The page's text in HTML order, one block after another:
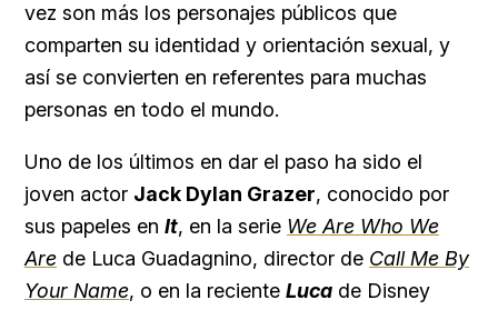
vez son más los personajes públicos que
comparten su identidad y orientación sexual, y
así se convierten en referentes para muchas
personas en todo el mundo.
Uno de los últimos en dar el paso ha sido el
joven actor Jack Dylan Grazer, conocido por
sus papeles en It, en la serie We Are Who We
Are de Luca Guadagnino, director de Call Me By
Your Name, o en la reciente Luca de Disney